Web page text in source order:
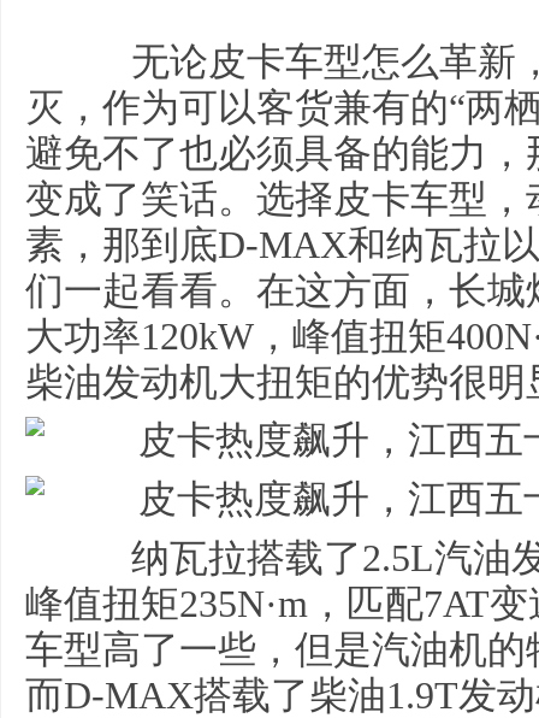
无论皮卡车型怎么革新
灭，作为可以客货兼有的“两
避免不了也必须具备的能力
变成了笑话。选择皮卡车型
素，那到底D-MAX和纳瓦拉
们一起看看。在这方面，长
大功率120kW，峰值扭矩
柴油发动机大扭矩的优势很明
纳瓦拉搭载了2.5L汽油
峰值扭矩235N·m，匹配7AT
车型高了一些，但是汽油机
而D-MAX搭载了柴油1.9T发